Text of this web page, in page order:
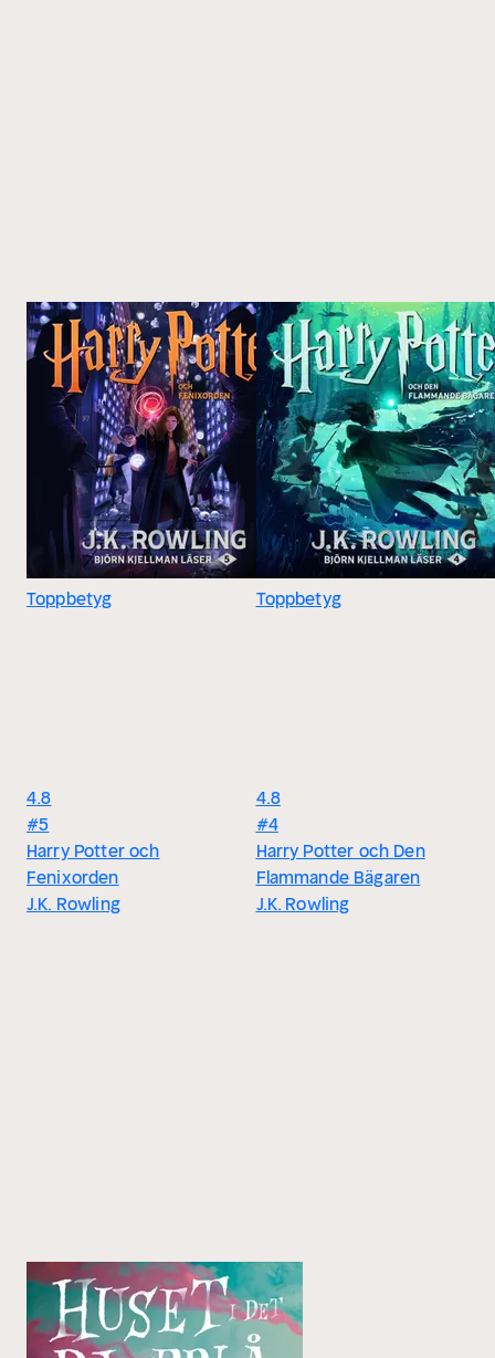
Toppbetyg
4.8
#5
Harry Potter och
Fenixorden
J.K. Rowling
Toppbetyg
4.8
#4
Harry Potter och Den
Flammande Bägaren
J.K. Rowling